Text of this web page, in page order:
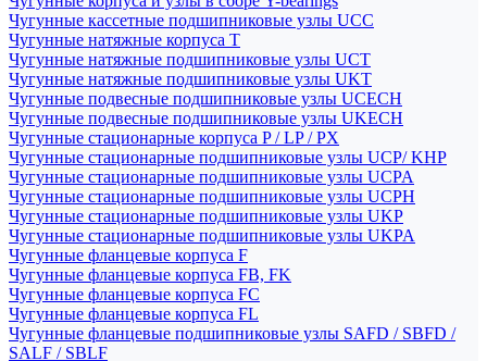
Чугунные кассетные подшипниковые узлы UCC
Чугунные натяжные корпуса T
Чугунные натяжные подшипниковые узлы UCT
Чугунные натяжные подшипниковые узлы UKT
Чугунные подвесные подшипниковые узлы UCECH
Чугунные подвесные подшипниковые узлы UKECH
Чугунные стационарные корпуса P / LP / PX
Чугунные стационарные подшипниковые узлы UCP/ KHP
Чугунные стационарные подшипниковые узлы UCPA
Чугунные стационарные подшипниковые узлы UCPH
Чугунные стационарные подшипниковые узлы UKP
Чугунные стационарные подшипниковые узлы UKPA
Чугунные фланцевые корпуса F
Чугунные фланцевые корпуса FB, FK
Чугунные фланцевые корпуса FC
Чугунные фланцевые корпуса FL
Чугунные фланцевые подшипниковые узлы SAFD / SBFD /
SALF / SBLF